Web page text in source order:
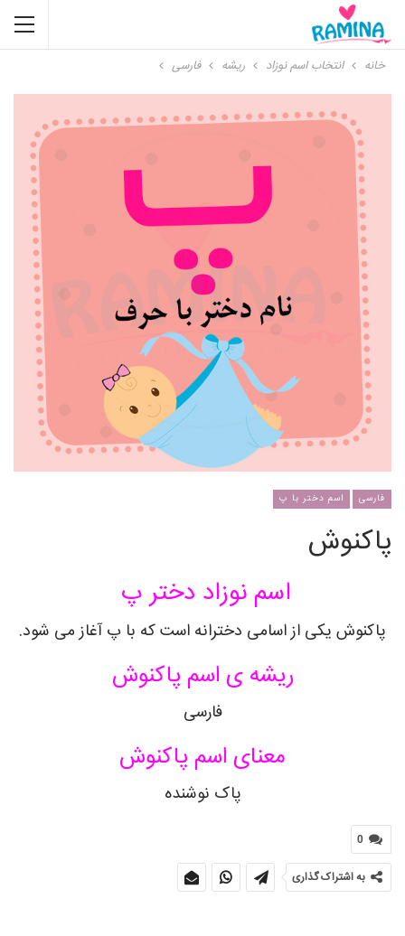
خانه انتخاب اسم نوزاد ریشه فارسی
فارسی اسم دختر با پ
پاکنوش
اسم نوزاد دختر پ
پاکنوش یکی از اسامی دخترانه است که با پ آغاز می شود.
ریشه ی اسم پاکنوش
فارسی
معنای اسم پاکنوش
پاک نوشنده
0
به اشتراک گذاری